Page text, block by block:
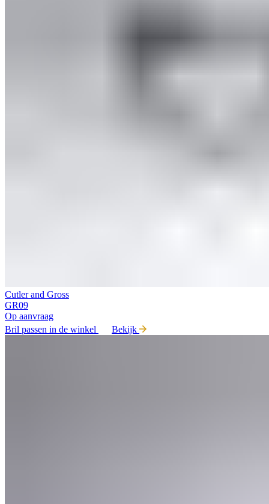
Cutler and Gross
GR09
Op aanvraag
Bril passen in de winkel
Bekijk